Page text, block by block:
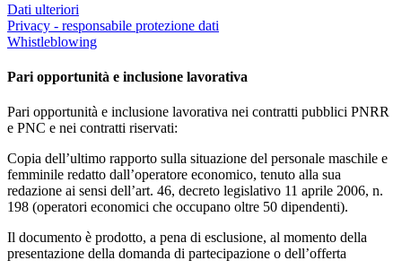
Dati ulteriori
Privacy - responsabile protezione dati
Whistleblowing
Pari opportunità e inclusione lavorativa
Pari opportunità e inclusione lavorativa nei contratti pubblici PNRR
e PNC e nei contratti riservati:
Copia dell’ultimo rapporto sulla situazione del personale maschile e
femminile redatto dall’operatore economico, tenuto alla sua
redazione ai sensi dell’art. 46, decreto legislativo 11 aprile 2006, n.
198 (operatori economici che occupano oltre 50 dipendenti).
Il documento è prodotto, a pena di esclusione, al momento della
presentazione della domanda di partecipazione o dell’offerta